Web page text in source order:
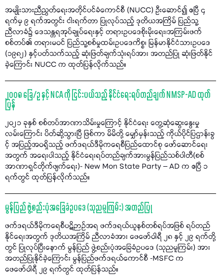
အမျိုးသားညီညွတ်ရေးအတိုင်ပင်ခံကောင်စီ (NUCC) ဦးဆောင်၍ ဧပြီ ၄
ရက်မှ ၉ ရက်အတွင်း ငါးရက်တာ ပြုလုပ်သည့် ဒုတိယအကြိမ် ပြည်သူ့
ညီလာခံ၌ ဒေသန္တရအုပ်ချုပ်ရေးနှင့် တရားဥပဒေစိုးမိုးရေး၊အကြမ်းဖက်
စစ်တပ်၏ တရားမဝင် ပြည်သူ့စစ်မှုထမ်းဥပဒေကိစ္စ၊ မြန်မာနိုင်ငံသားဥပဒေ
(၁၉၈၂) နှင့်ပတ်သက်သည့် ဆုံးဖြတ်ချက်သုံးရပ်အား အတည်ပြု ဆုံးဖြတ်နိုင်
ခဲ့ကြောင်း NUCC က ထုတ်ပြန်လိုက်သည်။
၂၀၀၈ ခြေ/ဥ နှင့် NCA ကို ငြင်းပယ်သည့် နိုင်ငံရေးရပ်တည်ချက် NMSP-AD ထုတ်
ပြန်
၂၀၂၁ ခုနှစ် စစ်တပ်အာဏာသိမ်းမှုကြောင့် နိုင်ငံရေး တွေ့ဆုံဆွေးနွေးမှု
လမ်းကြောင်း ပိတ်ဆို့သွားပြီ ဖြစ်ကာ မိမိတို့ မျှော်မှန်းသည့် ကိုယ်ပိုင်ပြဌာန်းခွ
င့် အပြည့်အဝရှိသည့် ဖက်ဒရယ်ဒီမိုကရေစီပြည်ထောင်စု ဖော်ဆောင်ရေး
အတွက် အရေးပါသည့် နိုင်ငံရေးရပ်တည်ချက်အားမွန်ပြည်သစ်ပါတီ(စစ်
အာဏာရှင်တိုက်ဖျက်ရေး)- New Mon State Party – AD က ဧပြီ ၁
ရက်တွင် ထုတ်ပြန်လိုက်သည်။
မွန်ပြည် ဖွဲ့စည်းပုံအခြေခံဥပဒေ (သုညမူကြမ်း) အတည်ပြု
ဖက်ဒရယ်ဒီမိုကရေစီပဋိဉာဉ်အရ ဖက်ဒရယ်ယူနစ်တစ်ရပ်အဖြစ် ရပ်တည်
နိုင်ရေးအတွက် ဒုတိယအကြိမ် ညီလာခံအား ဖေဖော်ဝါရီ ၂၈ နှင့် ၂၉ ရက်တို့
တွင် ပြုလုပ်ပြီးနောက် မွန်ပြည် ဖွဲ့စည်းပုံအခြေခံဥပဒေ (သုညမူကြမ်း) အား
အတည်ပြုနိုင်ခဲ့ကြောင်း မွန်ပြည်ဖက်ဒရယ်ကောင်စီ -MSFC က
ဖေဖော်ဝါရီ ၂၉ ရက်တွင် ထုတ်ပြန်သည်။